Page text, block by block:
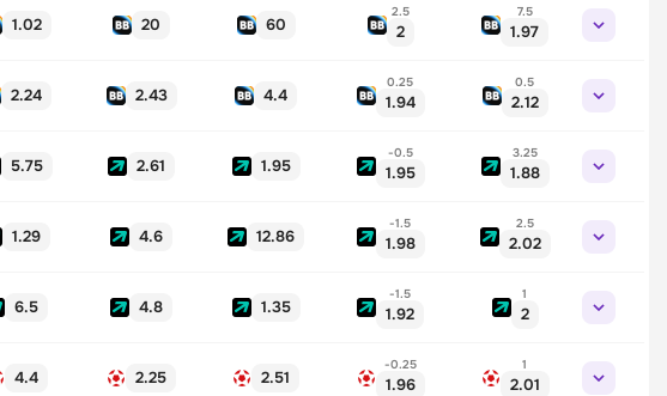
1.02 20 60
2.5
2
7.5
1.97
2.24 2.43 4.4
0.25
1.94
0.5
2.12
5.75 2.61 1.95
-0.5
1.95
3.25
1.88
1.29 4.6 12.86
-1.5
1.98
2.5
2.02
6.5 4.8 1.35
-1.5
1.92
1
2
4.4 2.25 2.51
-0.25
1.96
1
2.01